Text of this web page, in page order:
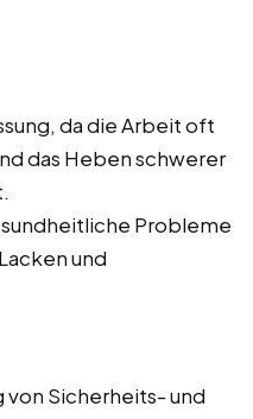
da die Arbeit oft
das Heben schwerer
Probleme
und
von Sicherheits- und